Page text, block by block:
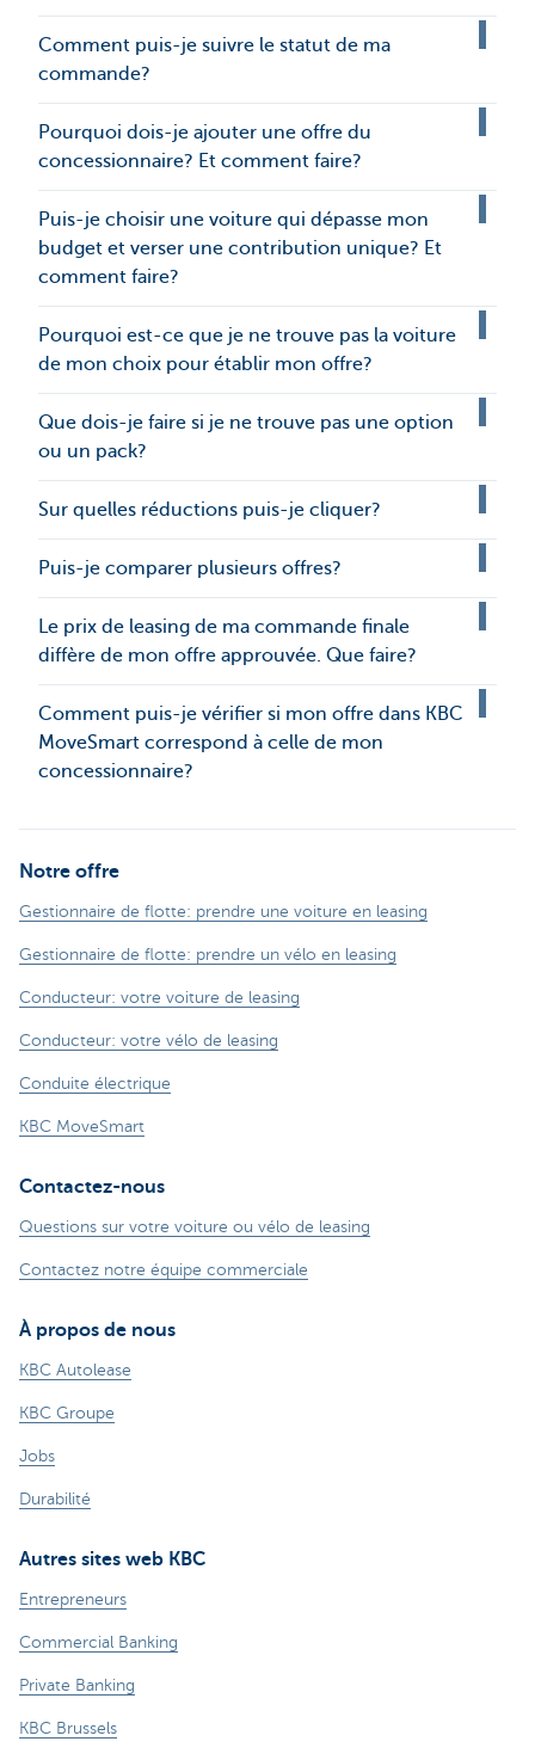
Comment puis-je suivre le statut de ma
commande?
Pourquoi dois-je ajouter une offre du
concessionnaire? Et comment faire?
Puis-je choisir une voiture qui dépasse mon
budget et verser une contribution unique? Et
comment faire?
Pourquoi est-ce que je ne trouve pas la voiture
de mon choix pour établir mon offre?
Que dois-je faire si je ne trouve pas une option
ou un pack?
Sur quelles réductions puis-je cliquer?
Puis-je comparer plusieurs offres?
Le prix de leasing de ma commande finale
diffère de mon offre approuvée. Que faire?
Comment puis-je vérifier si mon offre dans KBC
MoveSmart correspond à celle de mon
concessionnaire?
Notre offre
Gestionnaire de flotte: prendre une voiture en leasing
Gestionnaire de flotte: prendre un vélo en leasing
Conducteur: votre voiture de leasing
Conducteur: votre vélo de leasing
Conduite électrique
KBC MoveSmart
Contactez-nous
Questions sur votre voiture ou vélo de leasing
Contactez notre équipe commerciale
À propos de nous
KBC Autolease
KBC Groupe
Jobs
Durabilité
Autres sites web KBC
Entrepreneurs
Commercial Banking
Private Banking
KBC Brussels